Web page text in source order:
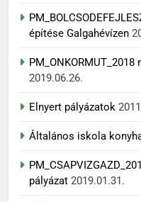
építése Galgahévízen
2019.06.26.
Elnyert pályázatok
Általános iskola
pályázat 2019.01.31.